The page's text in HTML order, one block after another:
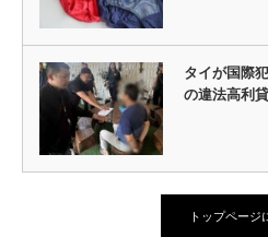
タイが国際
の違法高利
トップページ